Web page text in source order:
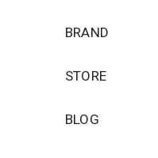
BRAND
STORE
BLOG